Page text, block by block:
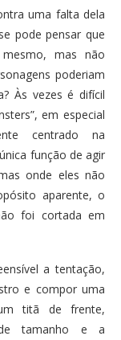
uma falta dela
pode pensar que
mas não
poderiam
Às vezes é difícil
em especial
centrado na
função de agir
onde eles não
aparente, o
foi cortada em
a tentação,
e compor uma
titã de frente,
tamanho e a